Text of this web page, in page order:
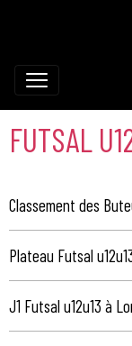
FUTSAL
Classement des
Plateau Futsal
J1 Futsal u12u13 à